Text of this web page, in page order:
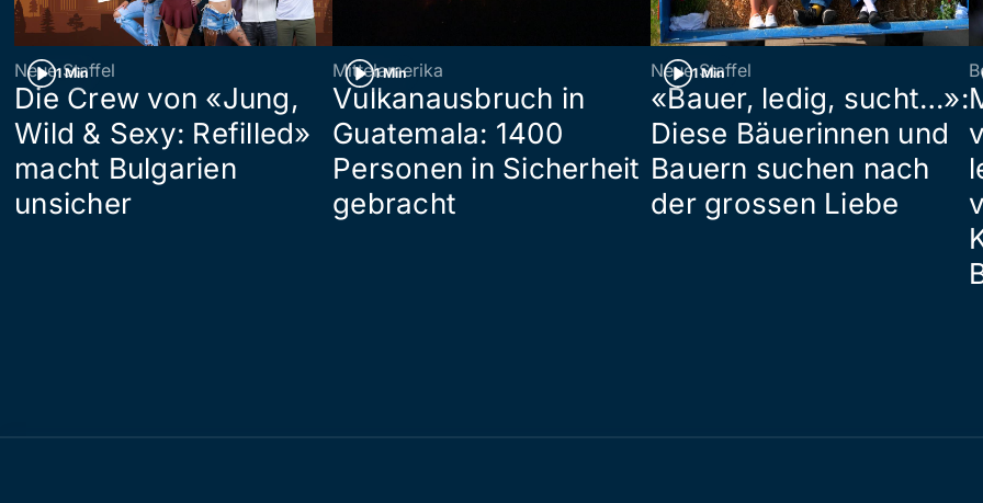
1 Min
Neue Staffel
Die Crew von «Jung,
Wild & Sexy: Refilled»
macht Bulgarien
unsicher
1 Min
Mittelamerika
Vulkanausbruch in
Guatemala: 1400
Personen in Sicherheit
gebracht
1 Min
Neue Staffel
«Bauer, ledig, sucht…»:
Diese Bäuerinnen und
Bauern suchen nach
der grossen Liebe